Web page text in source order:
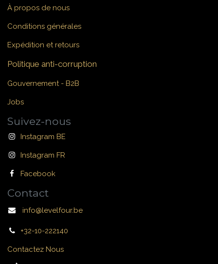
À propos de nous
Conditions générales
Expédition et retours
Politique anti-corruption
Gouvernement - B2B
Jobs
Suivez-nous
Instagram BE
Instagram FR
Facebook
Contact
info@levelfour.be
+32-10-222140
Contactez Nous